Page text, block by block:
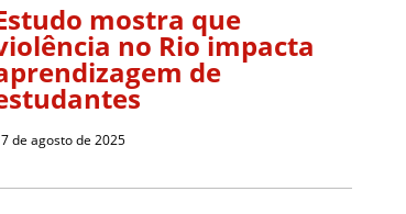
mostra que
no Rio impacta
de
de agosto de 2025